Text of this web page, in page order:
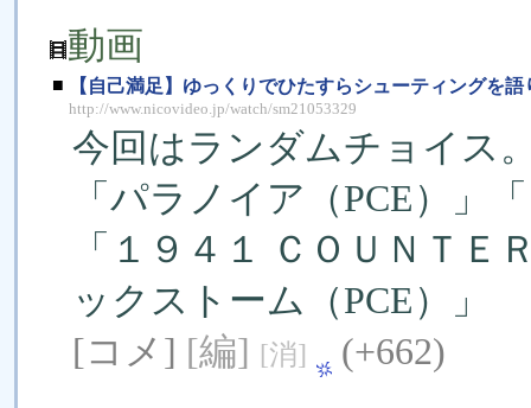
動画
■ 【自己満足】ゆっくりでひたすらシューティングを
http://www.nicovideo.jp/watch/sm21053329
今回はランダムチョイス
「パラノイア（PCE）」
「１９４１ ＣＯＵＮＴＥ
ックストーム（PCE）」
[コメ] [編] [消]
(+662)